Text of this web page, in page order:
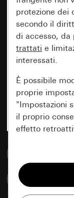
protezione dei
secondo il
di accesso, da
trattati e
interessati.
È possibile
proprie
"Impostazioni
il proprio
effetto
Tutti i
pagina.